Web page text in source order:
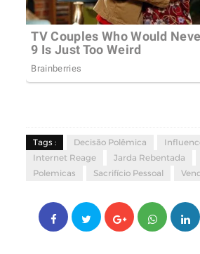
Tags : Decisão Polêmica
Internet Reage
Jarda Rebentada
Polemicas
Sacrifício Pessoal